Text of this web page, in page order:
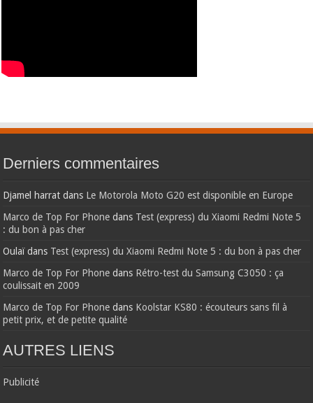
Derniers commentaires
Djamel harrat dans Le Motorola Moto G20 est disponible en Europe
Marco de Top For Phone dans Test (express) du Xiaomi Redmi Note 5
: du bon à pas cher
Oulaïdans Test (express) du Xiaomi Redmi Note 5 : du bon à pas cher
Marco de Top For Phone dans Rétro-test du Samsung C3050 : ça
coulissait en 2009
Marco de Top For Phone dans Koolstar KS80 : écouteurs sans fil à
petit prix, et de petite qualité
AUTRES LIENS
Publicité